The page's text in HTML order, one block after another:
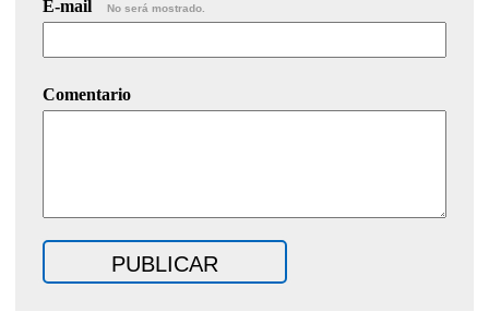
E-mail No será mostrado.
Comentario